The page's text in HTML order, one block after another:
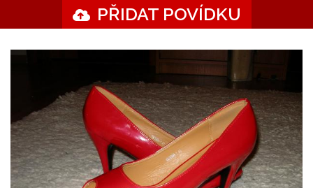
PŘIDAT POVÍDKU